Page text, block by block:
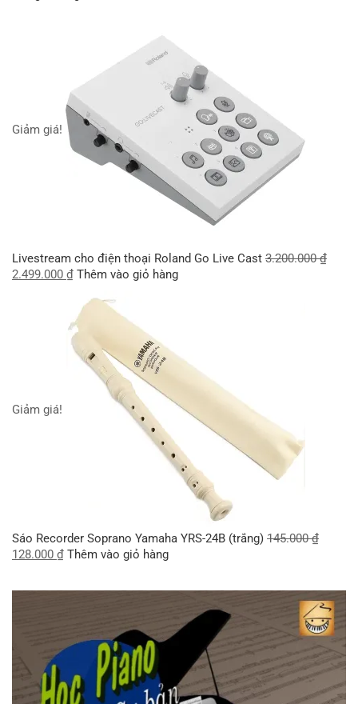
Giảm giá!
Livestream cho điện thoại Roland Go Live Cast 3.200.000₫
2.499.000 ₫ Thêm vào giỏ hàng
Giảm giá!
Sáo Recorder Soprano Yamaha YRS-24B (trắng) 145.000₫
128.000 ₫ Thêm vào giỏ hàng